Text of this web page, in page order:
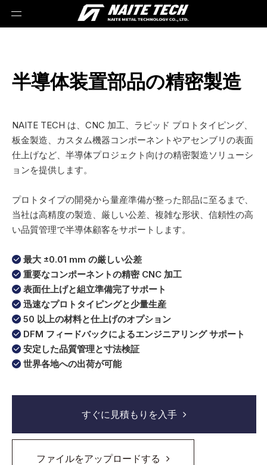
半導体装置部品の精密製造
NAITE TECH は、CNC 加工、ラピッド プロトタイピング、
板金製造、カスタム機器コンポーネントやアセンブリの表面
仕上げなど、半導体プロジェクト向けの精密製造ソリューシ
ョンを提供します。
プロトタイプの開発から量産準備が整った部品に至るまで、
当社は高精度の製造、厳しい公差、複雑な形状、信頼性の高
い品質管理で半導体顧客をサポートします。
 最大 ±0.01 mm の厳しい公差
 重要なコンポーネントの精密 CNC 加工
 表面仕上げと組立準備完了サポート
 迅速なプロトタイピングと少量生産
 50 以上の材料と仕上げのオプション
 DFM フィードバックによるエンジニアリング サポート
 安定した品質管理と寸法検証
 世界各地への出荷が可能
すぐに見積もりを入手
ファイルをアップロードする